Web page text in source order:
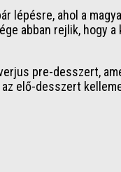
lépésre, ahol a
abban rejlik, hogy
pre-desszert,
elő-desszert